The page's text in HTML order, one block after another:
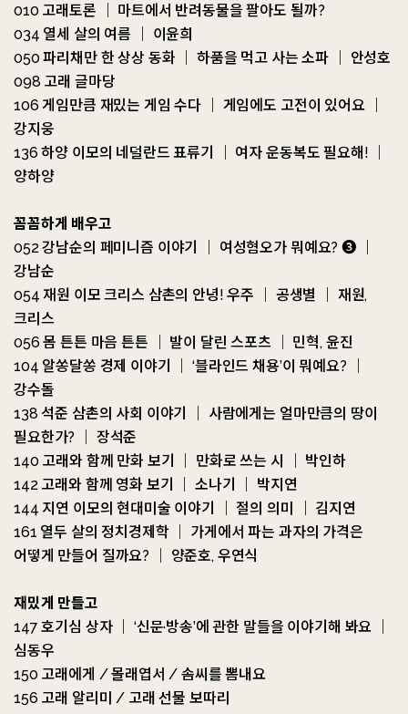
010 고래토론 ｜ 마트에서 반려동물을 팔아도 될까?
034 열세 살의 여름 ｜ 이윤희
050 파리채만 한 상상 동화 ｜ 하품을 먹고 사는 소파 ｜ 안성호
098 고래 글마당
106 게임만큼 재밌는 게임 수다 ｜ 게임에도 고전이 있어요 ｜
강지웅
136 하양 이모의 네덜란드 표류기 ｜ 여자 운동복도 필요해! ｜
양하양
꼼꼼하게 배우고
052 강남순의 페미니즘 이야기 ｜ 여성혐오가 뭐예요? ❸ ｜
강남순
054 재원 이모 크리스 삼촌의 안녕! 우주 ｜ 공생별 ｜ 재원,
크리스
056 몸 튼튼 마음 튼튼 ｜ 발이 달린 스포츠 ｜ 민혁, 윤진
104 알쏭달쏭 경제 이야기 ｜ ‘블라인드 채용’이 뭐예요? ｜
강수돌
138 석준 삼촌의 사회 이야기 ｜ 사람에게는 얼마만큼의 땅이
필요한가? ｜ 장석준
140 고래와 함께 만화 보기 ｜ 만화로 쓰는 시 ｜ 박인하
142 고래와 함께 영화 보기 ｜ 소나기 ｜ 박지연
144 지연 이모의 현대미술 이야기 ｜ 절의 의미 ｜ 김지연
161 열두 살의 정치경제학 ｜ 가게에서 파는 과자의 가격은
어떻게 만들어 질까요? ｜ 양준호, 우연식
재밌게 만들고
147 호기심 상자 ｜ ‘신문·방송’에 관한 말들을 이야기해 봐요 ｜
심동우
150 고래에게 / 몰래엽서 / 솜씨를 뽐내요
156 고래 알리미 / 고래 선물 보따리